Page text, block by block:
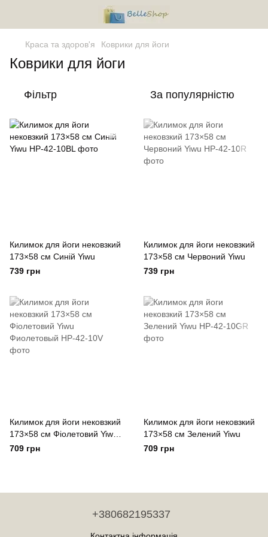
Краса та здоров'я Коврики для йоги
Коврики для йоги
Фільтр За популярністю
Килимок для йоги нековзкий
173×58 см Синій Yiwu
739 грн
Килимок для йоги нековзкий
173×58 см Червоний Yiwu
739 грн
Килимок для йоги нековзкий
173×58 см Фіолетовий Yiwu
Фиолетовый
709 грн
Килимок для йоги нековзкий
173×58 см Зелений Yiwu
709 грн
+380682195337